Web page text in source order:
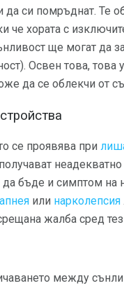
да си помръднат. Те
че хората с
ще могат да
Освен това, това
да се облекчи от
се проявява при
бъде и симптом на
или нарколепсия
жалба сред
между